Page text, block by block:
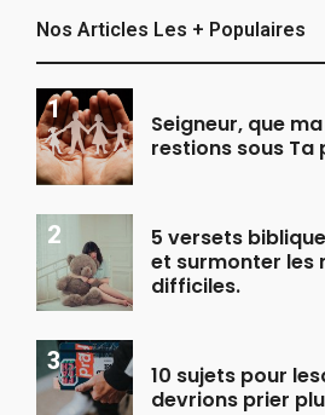
Nos Articles Les + Populaires
Seigneur, que
restions sous
5 versets
et surmonter les
difficiles.
10 sujets pour
devrions prier